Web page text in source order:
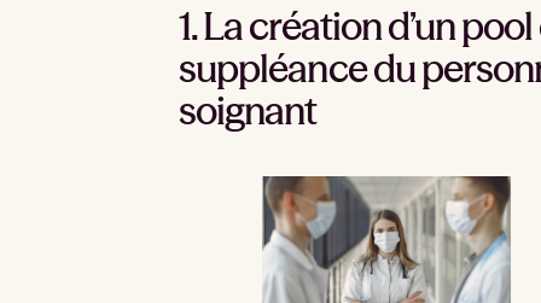
1. La création d’un
suppléance du
soignant